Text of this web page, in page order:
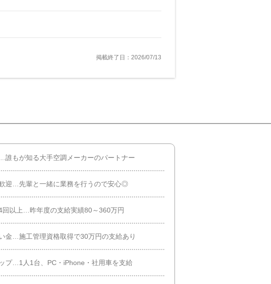
掲載終了日：2026/07/13
誰もが知る大手空調メーカーのパートナー
迎…先輩と一緒に業務を行うので安心◎
回以上…昨年度の支給実績80～360万円
金…施工管理資格取得で30万円の支給あり
プ…1人1台、PC・iPhone・社用車を支給